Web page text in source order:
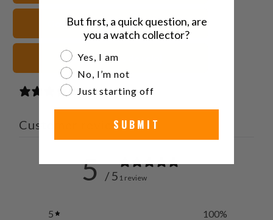
Goma FKM Correas de reloj
azules Correas de reloj
1 review
Customer reviews
5 / 5 1 review
5 100%
But first, a quick question, are
you a watch collector?
Are you a watch collector?
Yes, I am
No, I’m not
Just starting off
SUBMIT